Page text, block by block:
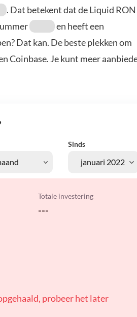
. Dat betekent dat de Liquid RON
en heeft een
Dat kan. De beste plekken om
Coinbase. Je kunt meer
Sinds
Totale investering
---
probeer het later